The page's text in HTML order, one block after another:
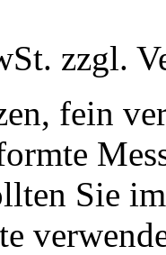
zzgl.
fein
Sie